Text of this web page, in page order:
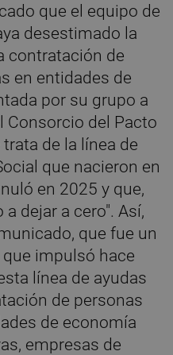
que el equipo de
desestimado la
contratación de
en entidades de
por su grupo a
Consorcio del Pacto
de la línea de
que nacieron en
en 2025 y que,
dejar a cero". Así,
que fue un
impulsó hace
línea de ayudas
de personas
de economía
empresas de